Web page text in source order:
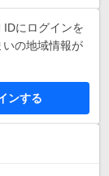
IDにログインを
いの地域情報が
ンする